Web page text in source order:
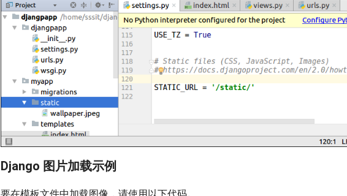
Django 图片加载示例